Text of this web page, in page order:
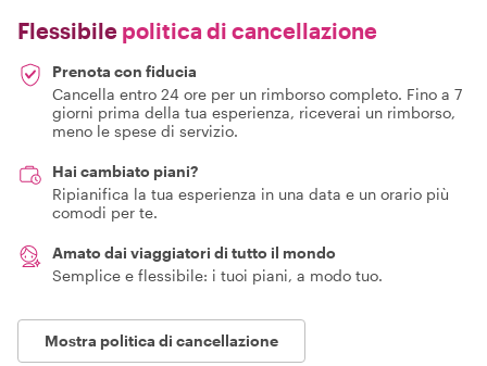
Flessibile politica di cancellazione
Prenota con fiducia
Cancella entro 24 ore per un rimborso completo. Fino a 7
giorni prima della tua esperienza, riceverai un rimborso,
meno le spese di servizio.
Hai cambiato piani?
Ripianifica la tua esperienza in una data e un orario più
comodi per te.
Amato dai viaggiatori di tutto il mondo
Semplice e flessibile: i tuoi piani, a modo tuo.
Mostra politica di cancellazione